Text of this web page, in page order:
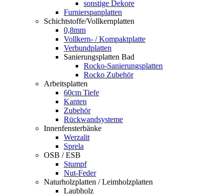
sonstige Dekore
Furnierspanplatten
Schichtstoffe/Vollkernplatten
0,8mm
Vollkern- / Kompaktplatte
Verbundplatten
Sanierungsplatten Bad
Rocko-Sanierungsplatten
Rocko Zubehör
Arbeitsplatten
60cm Tiefe
Kanten
Zubehör
Rückwandsysteme
Innenfensterbänke
Werzalit
Sprela
OSB / ESB
Stumpf
Nut-Feder
Naturholzplatten / Leimholzplatten
Laubholz